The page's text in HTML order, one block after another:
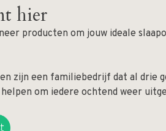
hier
producten om jouw ideale
zijn een familiebedrijf dat al drie
om iedere ochtend weer